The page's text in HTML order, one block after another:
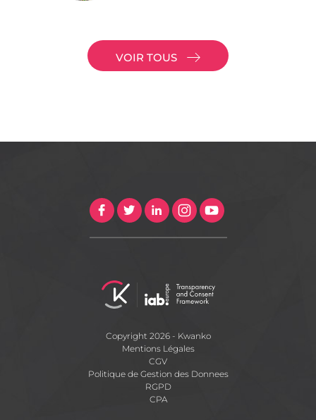
VOIR TOUS
Copyright 2026 - Kwanko
Mentions Légales
CGV
Politique de Gestion des Donnees
RGPD
CPA